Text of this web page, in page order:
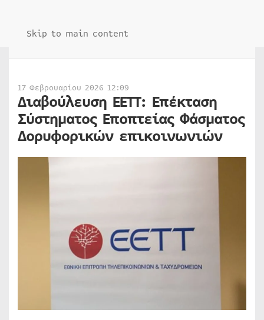
Skip to main content
17 Φεβρουαρίου 2026 12:09
Διαβούλευση ΕΕΤΤ: Επέκταση
Σύστηματος Εποπτείας Φάσματος
Δορυφορικών επικοινωνιών